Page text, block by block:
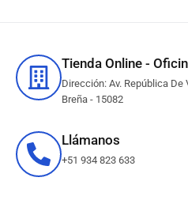
Tienda Online -
Dirección: Av. República
Breña - 15082
Llámanos
+51 934 823 633